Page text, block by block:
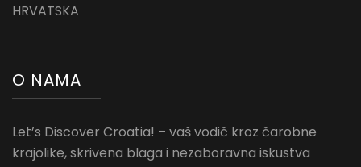
HRVATSKA
O NAMA
Let’s Discover Croatia! – vaš vodič kroz čarobne
krajolike, skrivena blaga i nezaboravna iskustva